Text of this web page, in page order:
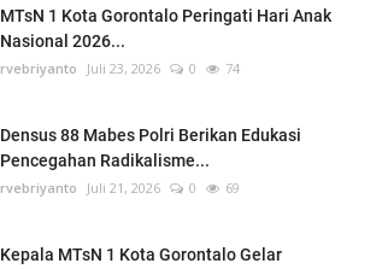
MTsN 1 Kota Gorontalo Peringati Hari Anak
Nasional 2026...
rvebriyanto Juli 23, 2026 0 74
Densus 88 Mabes Polri Berikan Edukasi
Pencegahan Radikalisme...
rvebriyanto Juli 21, 2026 0 69
Kepala MTsN 1 Kota Gorontalo Gelar